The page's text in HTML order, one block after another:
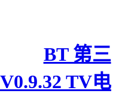
BT 第三
TV电